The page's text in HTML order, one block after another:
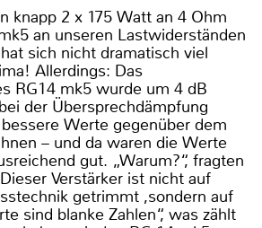
knapp 2 x 175 Watt an 4 Ohm
an unseren Lastwiderständen
sich nicht dramatisch viel
Allerdings: Das
RG14 mk5 wurde um 4 dB
der Übersprechdämpfung
Werte gegenüber dem
– und da waren die Werte
gut. „Warum?“, fragten
Verstärker ist nicht auf
getrimmt ,sondern auf
sind blanke Zahlen“, was zählt